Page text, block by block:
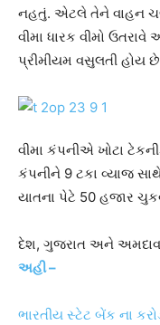
નહતું. એટલે તેને વાહન
વીમા ધારક વીમો
પ્રીમીયમ વસુલતી હોય છે
વીમા કંપનીએ ખોટા
કંપનીને 9 ટકા વ્યાજ
યાતના પેટે 50 હજાર
દેશ, ગુજરાત અને
અહી –
ભારતીય સ્ટેટ બેંક ના